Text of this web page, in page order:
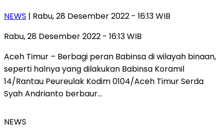
NEWS | Rabu, 28 Desember 2022 - 16:13 WIB
Rabu, 28 Desember 2022 - 16:13 WIB
Aceh Timur – Berbagi peran Babinsa di wilayah binaan,
seperti halnya yang dilakukan Babinsa Koramil
14/Rantau Peureulak Kodim 0104/Aceh Timur Serda
Syah Andrianto berbaur…
NEWS